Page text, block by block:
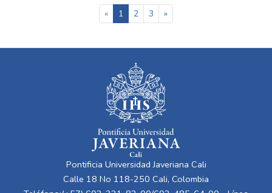
« 1 (current)
2 3 »
Pontificia Universidad Javeriana Cali
Calle 18 No 118-250 Cali, Colombia